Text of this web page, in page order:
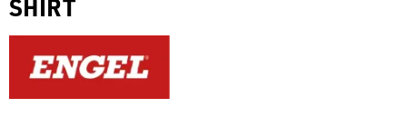
SHIRT